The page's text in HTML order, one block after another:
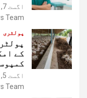
اگست 7, 2026
Team
پولٹری
کے
اگست 5, 2026
Team